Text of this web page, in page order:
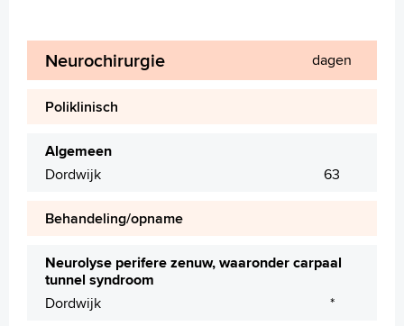
Neurochirurgie dagen
Poliklinisch
Algemeen
Dordwijk
63
Behandeling/opname
Neurolyse perifere zenuw, waaronder carpaal
tunnel syndroom
Dordwijk
*